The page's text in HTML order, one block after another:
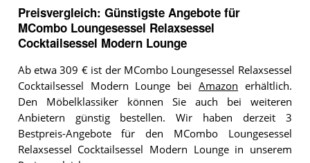
Preisvergleich: Günstigste Angebote für
MCombo Loungesessel Relaxsessel
Cocktailsessel Modern Lounge
Ab etwa 309 € ist der MCombo Loungesessel Relaxsessel
Cocktailsessel Modern Lounge beiAmazon erhältlich.
Den Möbelklassiker können Sie auch bei weiteren
Anbietern günstig bestellen. Wir haben derzeit 3
Bestpreis-Angebote für den MCombo Loungesessel
Relaxsessel Cocktailsessel Modern Lounge in unserem